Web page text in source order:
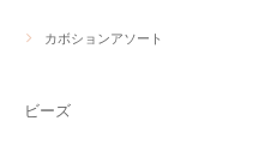
カボションアソート
ビーズ